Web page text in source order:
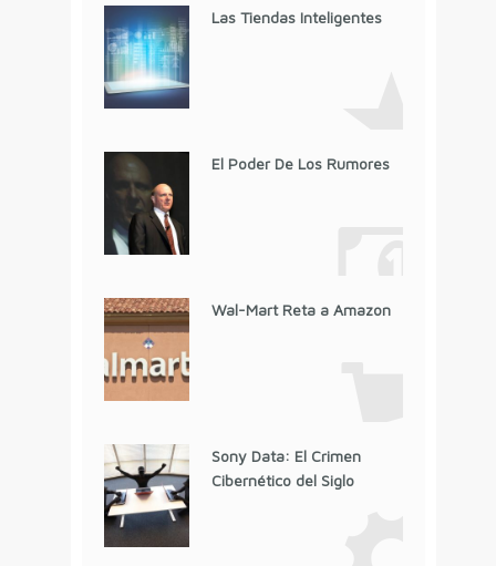
Las Tiendas Inteligentes
El Poder De Los Rumores
Wal-Mart Reta a Amazon
Sony Data: El Crimen
Cibernético del Siglo